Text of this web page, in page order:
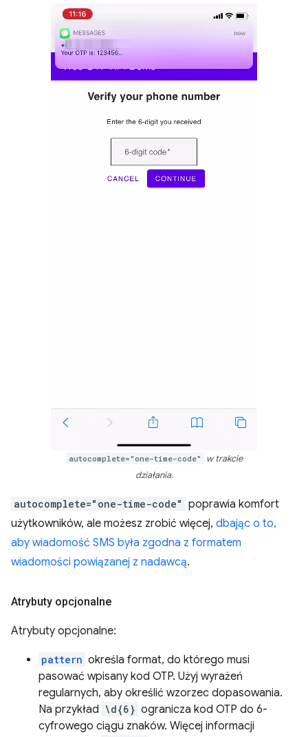
autocomplete="one-time-code"
w trakcie
działania.
autocomplete="one-time-code" poprawia komfort
użytkowników, ale możesz zrobić więcej, dbając o to,
aby wiadomość SMS była zgodna z formatem
wiadomości powiązanej z nadawcą.
Atrybuty opcjonalne
Atrybuty opcjonalne:
pattern określa format, do którego musi
pasować wpisany kod OTP. Użyj wyrażeń
regularnych, aby określić wzorzec dopasowania.
Na przykład \d{6} ogranicza kod OTP do 6-
cyfrowego ciągu znaków. Więcej informacji